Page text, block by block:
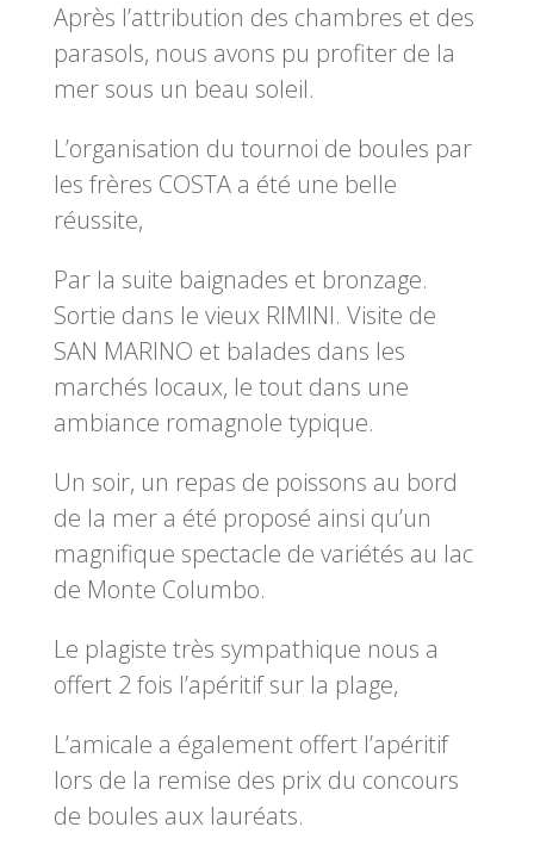
Après l’attribution des chambres et des
parasols, nous avons pu profiter de la
mer sous un beau soleil.
L’organisation du tournoi de boules par
les frères COSTA a été une belle
réussite,
Par la suite baignades et bronzage.
Sortie dans le vieux RIMINI. Visite de
SAN MARINO et balades dans les
marchés locaux, le tout dans une
ambiance romagnole typique.
Un soir, un repas de poissons au bord
de la mer a été proposé ainsi qu’un
magnifique spectacle de variétés au lac
de Monte Columbo.
Le plagiste très sympathique nous a
offert 2 fois l’apéritif sur la plage,
L’amicale a également offert l’apéritif
lors de la remise des prix du concours
de boules aux lauréats.